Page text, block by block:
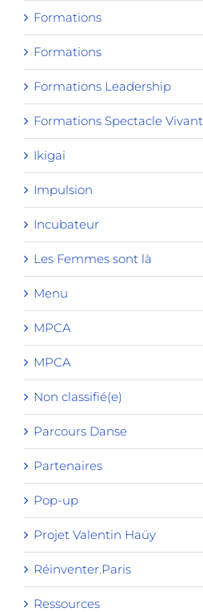
Formations
Formations
Formations Leadership
Formations Spectacle Vivant
Ikigai
Impulsion
Incubateur
Les Femmes sont là
Menu
MPCA
MPCA
Non classifié(e)
Parcours Danse
Partenaires
Pop-up
Projet Valentin Haüy
Réinventer.Paris
Ressources